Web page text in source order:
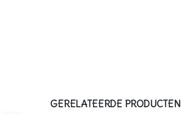
GERELATEERDE PRODUCTEN